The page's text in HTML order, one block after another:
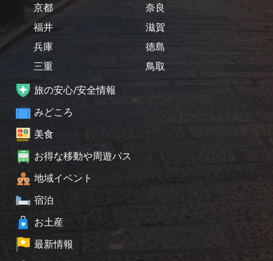
京都
福井
兵庫
三重
奈良
滋賀
徳島
鳥取
旅の安心/安全情報
みどころ
美食
お得な移動や周遊パス
地域イベント
宿泊
お土産
最新情報